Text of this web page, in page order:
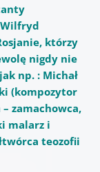
Wilfryd
którzy
nigdy nie
np. : Michał
(kompozytor
zamachowca,
malarz i
teozofii